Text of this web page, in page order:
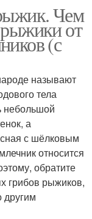
Чем
от
(с
называют
тела
небольшой
а
с шёлковым
относится
обратите
грибов рыжиков,
другим